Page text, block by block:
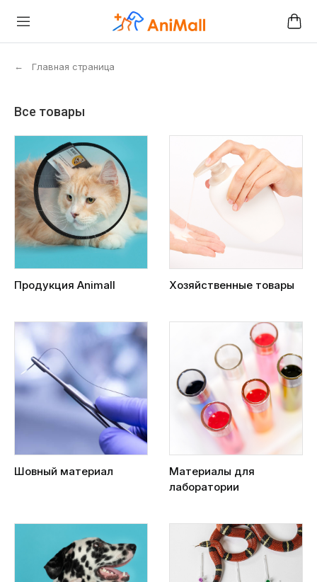
← Главная страница
Все товары
Продукция Animall Хозяйственные товары
Шовный материал
Материалы для
лаборатории